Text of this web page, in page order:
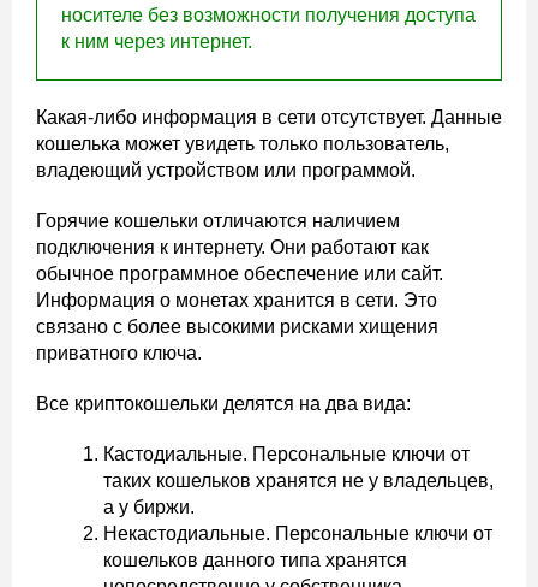
носителе без возможности получения доступа
к ним через интернет.
Какая-либо информация в сети отсутствует. Данные
кошелька может увидеть только пользователь,
владеющий устройством или программой.
Горячие кошельки отличаются наличием
подключения к интернету. Они работают как
обычное программное обеспечение или сайт.
Информация о монетах хранится в сети. Это
связано с более высокими рисками хищения
приватного ключа.
Все криптокошельки делятся на два вида:
Кастодиальные. Персональные ключи от
таких кошельков хранятся не у владельцев,
а у биржи.
Некастодиальные. Персональные ключи от
кошельков данного типа хранятся